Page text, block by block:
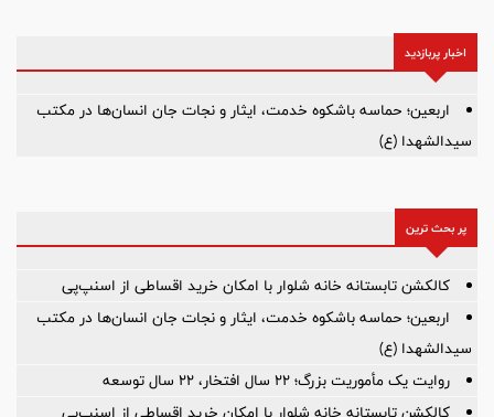
اخبار پربازدید
اربعین؛ حماسه باشکوه خدمت، ایثار و نجات جان انسان‌ها در مکتب
سیدالشهدا (ع)
پر بحث ترین
کالکشن تابستانه خانه شلوار با امکان خرید اقساطی از اسنپ‌پی
اربعین؛ حماسه باشکوه خدمت، ایثار و نجات جان انسان‌ها در مکتب
سیدالشهدا (ع)
روایت یک مأموریت بزرگ؛ ۲۲ سال افتخار، ۲۲ سال توسعه